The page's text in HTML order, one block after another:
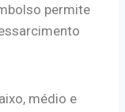
permite
médio e